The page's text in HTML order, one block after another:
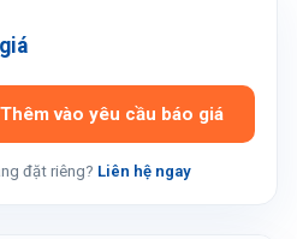
Thêm vào yêu cầu báo giá
đặt riêng? Liên hệ ngay